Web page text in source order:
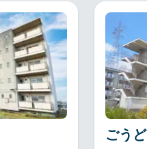
ごうど